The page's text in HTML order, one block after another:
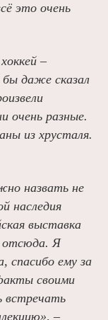
это очень
–
даже сказал
очень разные.
из хрусталя.
назвать не
наследия
выставка
отсюда. Я
спасибо ему за
своими
встречать
–